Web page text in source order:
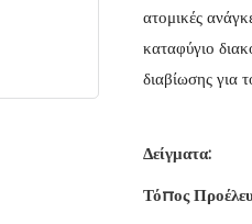
ατομικές
καταφύγιο
διαβίωσης για
Δείγματα:
Τόπος